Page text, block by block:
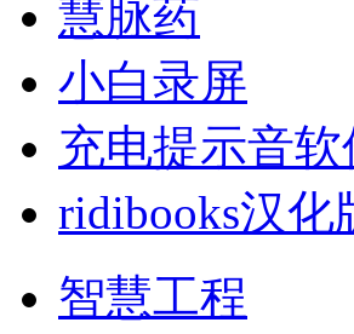
慧脉药
小白录屏
充电提示音软
ridibooks汉化
智慧工程